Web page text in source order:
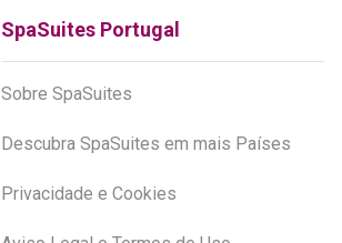
SpaSuites Portugal
Sobre SpaSuites
Descubra SpaSuites em mais Países
Privacidade e Cookies